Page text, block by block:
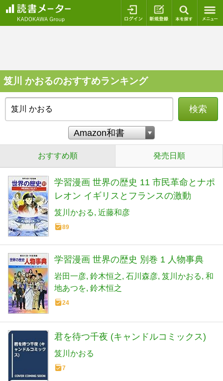
ログイン 新規登録
笈川 かおるのおすすめランキング
検索
おすすめ順 発売日順
学習漫画 世界の歴史 11 市民革命とナポ
レオン イギリスとフランスの激動
笈川かおる 近藤和彦
89
学習漫画 世界の歴史 別巻 1 人物事典
岩田一彦 鈴木恒之 石川森彦 笈川かおる 和
地あつを 鈴木恒之
24
君を待つ千夜 (キャンドルコミックス)
笈川かおる
7